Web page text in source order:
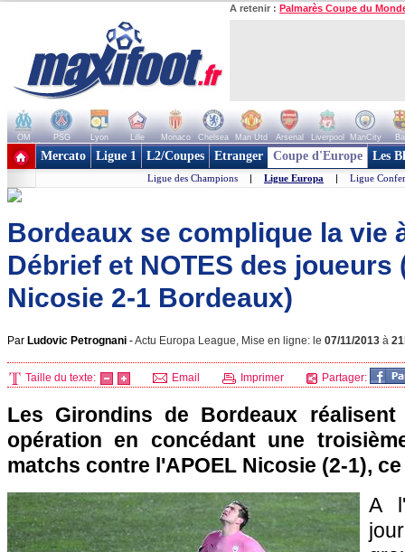
A retenir : Palmarès Coupe du
OM PSG Lyon Lille Monaco Chelsea Man Utd Arsenal Liverpool ManCity
+ de clubs
Mercato Ligue 1 L2/Coupes Etranger Coupe d'Europe Les
Ligue des Champions | Ligue Europa | Ligue
Bordeaux se complique la vie
Débrief et NOTES des joueurs
Nicosie 2-1 Bordeaux)
Par Ludovic Petrognani -Actu Europa League, Mise en ligne: le 07/11/2013 à
Taille du texte: Email Imprimer Partager:
Les Girondins de Bordeaux
opération en concédant une
matchs contre l'APOEL Nicosie (2-1),
A